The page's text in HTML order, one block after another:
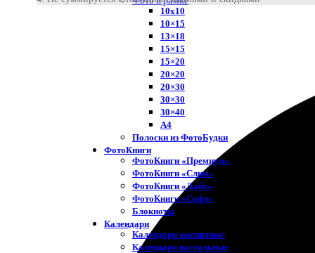
10х10
10×15
13×18
15×15
15×20
20×20
20×30
30×30
30×40
A4
Полоски из ФотоБудки
ФотоКниги
ФотоКниги «Премиум»
ФотоКниги «Слим»
ФотоКниги «Лайт»
ФотоКниги «Софт»
Блокноты
Календари
Календари магнитные
Календари настольные